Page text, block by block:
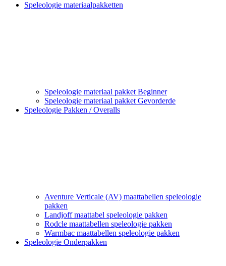
Speleologie materiaalpakketten
Speleologie materiaal pakket Beginner
Speleologie materiaal pakket Gevorderde
Speleologie Pakken / Overalls
Aventure Verticale (AV) maattabellen speleologie
pakken
Landjoff maattabel speleologie pakken
Rodcle maattabellen speleologie pakken
Warmbac maattabellen speleologie pakken
Speleologie Onderpakken